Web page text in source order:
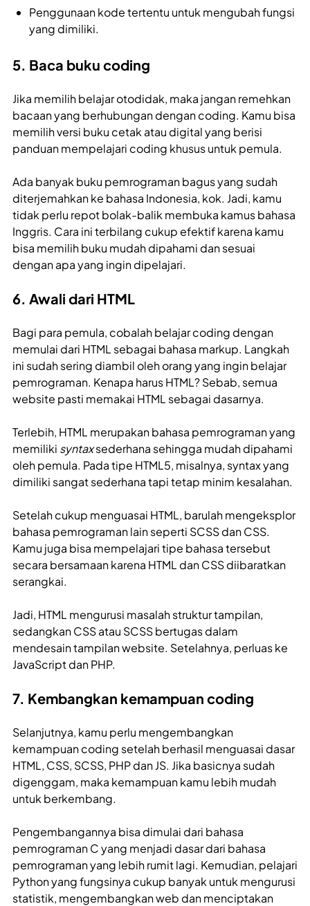
Penggunaan kode tertentu untuk mengubah fungsi
yang dimiliki.
5. Baca buku coding
Jika memilih belajar otodidak, maka jangan remehkan
bacaan yang berhubungan dengan coding. Kamu bisa
memilih versi buku cetak atau digital yang berisi
panduan mempelajari coding khusus untuk pemula.
Ada banyak buku pemrograman bagus yang sudah
diterjemahkan ke bahasa Indonesia, kok. Jadi, kamu
tidak perlu repot bolak-balik membuka kamus bahasa
Inggris. Cara ini terbilang cukup efektif karena kamu
bisa memilih buku mudah dipahami dan sesuai
dengan apa yang ingin dipelajari.
6. Awali dari HTML
Bagi para pemula, cobalah belajar coding dengan
memulai dari HTML sebagai bahasa markup. Langkah
ini sudah sering diambil oleh orang yang ingin belajar
pemrograman. Kenapa harus HTML? Sebab, semua
website pasti memakai HTML sebagai dasarnya.
Terlebih, HTML merupakan bahasa pemrograman yang
memiliki syntaxsederhana sehingga mudah dipahami
oleh pemula. Pada tipe HTML5, misalnya, syntax yang
dimiliki sangat sederhana tapi tetap minim kesalahan.
Setelah cukup menguasai HTML, barulah mengeksplor
bahasa pemrograman lain seperti SCSS dan CSS.
Kamu juga bisa mempelajari tipe bahasa tersebut
secara bersamaan karena HTML dan CSS diibaratkan
serangkai.
Jadi, HTML mengurusi masalah struktur tampilan,
sedangkan CSS atau SCSS bertugas dalam
mendesain tampilan website. Setelahnya, perluas ke
JavaScript dan PHP.
7. Kembangkan kemampuan coding
Selanjutnya, kamu perlu mengembangkan
kemampuan coding setelah berhasil menguasai dasar
HTML, CSS, SCSS, PHP dan JS. Jika basicnya sudah
digenggam, maka kemampuan kamu lebih mudah
untuk berkembang.
Pengembangannya bisa dimulai dari bahasa
pemrograman C yang menjadi dasar dari bahasa
pemrograman yang lebih rumit lagi. Kemudian, pelajari
Python yang fungsinya cukup banyak untuk mengurusi
statistik, mengembangkan web dan menciptakan